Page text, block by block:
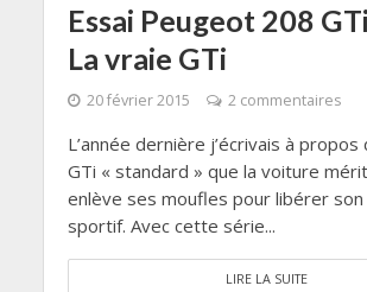
Essai Peugeot 208
La vraie GTi
20 février 2015 2 commentaires
L’année dernière j’écrivais à propos
GTi « standard » que la voiture
enlève ses moufles pour libérer
sportif. Avec cette série...
LIRE LA SUITE